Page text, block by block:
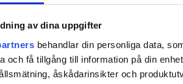
av dina uppgifter
behandlar din personliga data,
och få tillgång till information på din
åskådarinsikter och
och då har vattnet spridit sig i
vattnet och tror därmed att saken
Örebrobostäder, Öbo, och berättar